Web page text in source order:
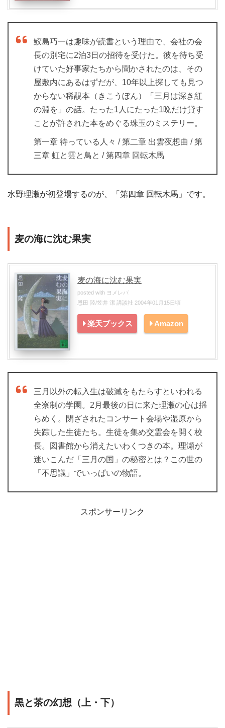
鮫島巧一は趣味が読書という理由で、会社の会
長の別宅に2泊3日の招待を受けた。彼を待ち受
けていた好事家たちから聞かされたのは、その
屋敷内にあるはずだが、10年以上探しても見つ
からない稀覯本（きこうぼん）「三月は深き紅
の淵を」の話。たった1人にたった1晩だけ貸す
ことが許された本をめぐる珠玉のミステリー。
第一章 待っている人々 / 第二章 出雲夜想曲 / 第
三章 虹と雲と鳥と / 第四章 回転木馬
水野理瀬が初登場するのが、「第四章 回転木馬」です。
麦の海に沈む果実
麦の海に沈む果実
posted with ヨメレバ
恩田 陸/笠井 潔 講談社 2004年01月15日頃
楽天ブックス Amazon
三月以外の転入生は破滅をもたらすといわれる
全寮制の学園。2月最後の日に来た理瀬の心は揺
らめく。閉ざされたコンサート会場や湿原から
失踪した生徒たち。生徒を集め交霊会を開く校
長。図書館から消えたいわくつきの本。理瀬が
迷いこんだ「三月の国」の秘密とは？この世の
「不思議」でいっぱいの物語。
スポンサーリンク
黒と茶の幻想（上・下）